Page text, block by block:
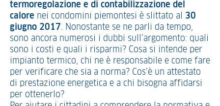
termoregolazione e di contabilizzazione del
calore nei condomini piemontesi è slittato al 30
giugno 2017. Nonostante se ne parli da tempo,
sono ancora numerosi i dubbi sull’argomento: quali
sono i costi e quali i risparmi? Cosa si intende per
impianto termico, chi ne è responsabile e come fare
per verificare che sia a norma? Cos’è un attestato
di prestazione energetica e a chi bisogna affidarsi
per ottenerlo?